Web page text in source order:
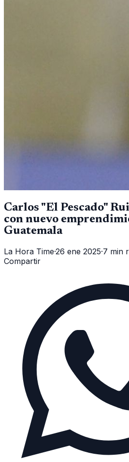
Carlos "El Pescado"
con nuevo
Guatemala
La Hora Time·26 ene 2025·7 min
Compartir